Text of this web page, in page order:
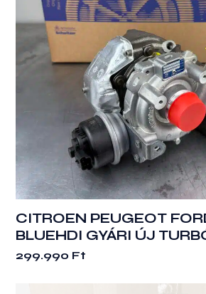
CITROEN PEUGEOT
BLUEHDI GYÁRI ÚJ
299.990 Ft